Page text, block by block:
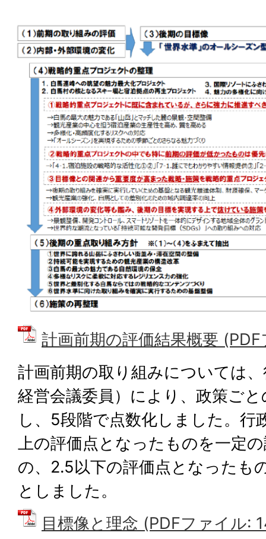
計画前期の評価結果概要
計画前期の取り組みについては
経営会議委員）により、政策ご
し、5段階で点数化しました。行
上の評価点となったものを一定
の、2.5以下の評価点となったも
としました。
目標像と理念 (PDFファイル: